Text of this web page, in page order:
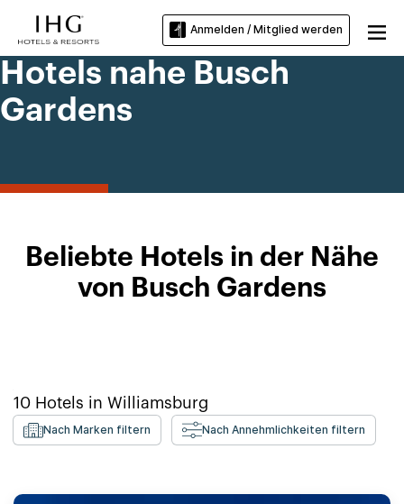
Anmelden / Mitglied werden
Hotels nahe Busch
Gardens
Beliebte Hotels in der Nähe
von Busch Gardens
10 Hotels in Williamsburg
Nach Marken filtern Nach Annehmlichkeiten filtern